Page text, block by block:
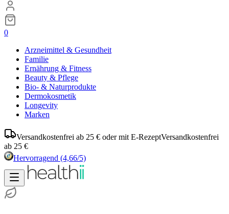
0
Arzneimittel & Gesundheit
Familie
Ernährung & Fitness
Beauty & Pflege
Bio- & Naturprodukte
Dermokosmetik
Longevity
Marken
Versandkostenfrei ab 25 € oder mit E-RezeptVersandkostenfrei
ab 25 €
Hervorragend (4,66/5)